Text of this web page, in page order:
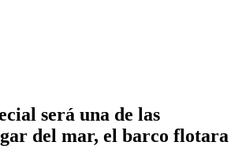
será una de las
del mar, el barco flotara